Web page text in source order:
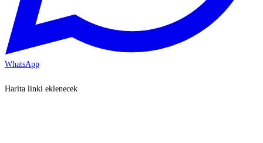
WhatsApp
Harita linki eklenecek